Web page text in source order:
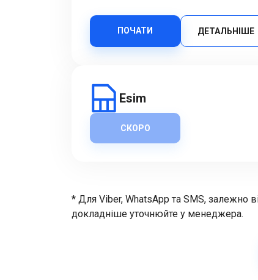
ПОЧАТИ ДЕТАЛЬНІШЕ
Esim
СКОРО
* Для Viber, WhatsApp та SMS, залежно
докладніше уточнюйте у менеджера.